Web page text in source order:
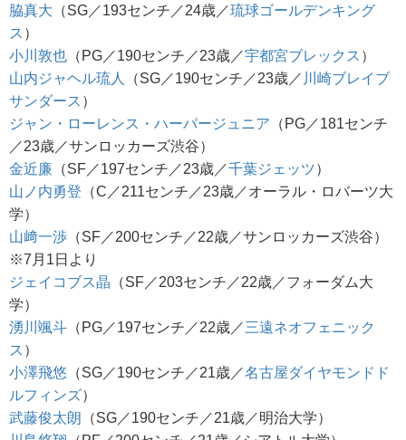
脇真大 （SG／193センチ／24歳／琉球ゴールデンキング
ス ）
小川敦也 （PG／190センチ／23歳／宇都宮ブレックス ）
山内ジャヘル琉人
（SG／190センチ／23歳／ 川崎ブレイブ
サンダース ）
ジャン・ローレンス・ハーパージュニア （PG／181センチ
／23歳／サンロッカーズ渋谷）
金近廉 （SF／197センチ／23歳／千葉ジェッツ）
山ノ内勇登 （C／211センチ／23歳／オーラル・ロバーツ大
学）
山﨑一渉 （SF／200センチ／22歳／サンロッカーズ渋谷）
※7月1日より
ジェイコブス晶 （SF／203センチ／22歳／フォーダム大
学）
湧川颯斗 （PG／197センチ／22歳／三遠ネオフェニック
ス ）
小澤飛悠 （SG／190センチ／21歳／名古屋ダイヤモンドド
ルフィンズ）
武藤俊太朗
（SG／190センチ／21歳／明治大学）